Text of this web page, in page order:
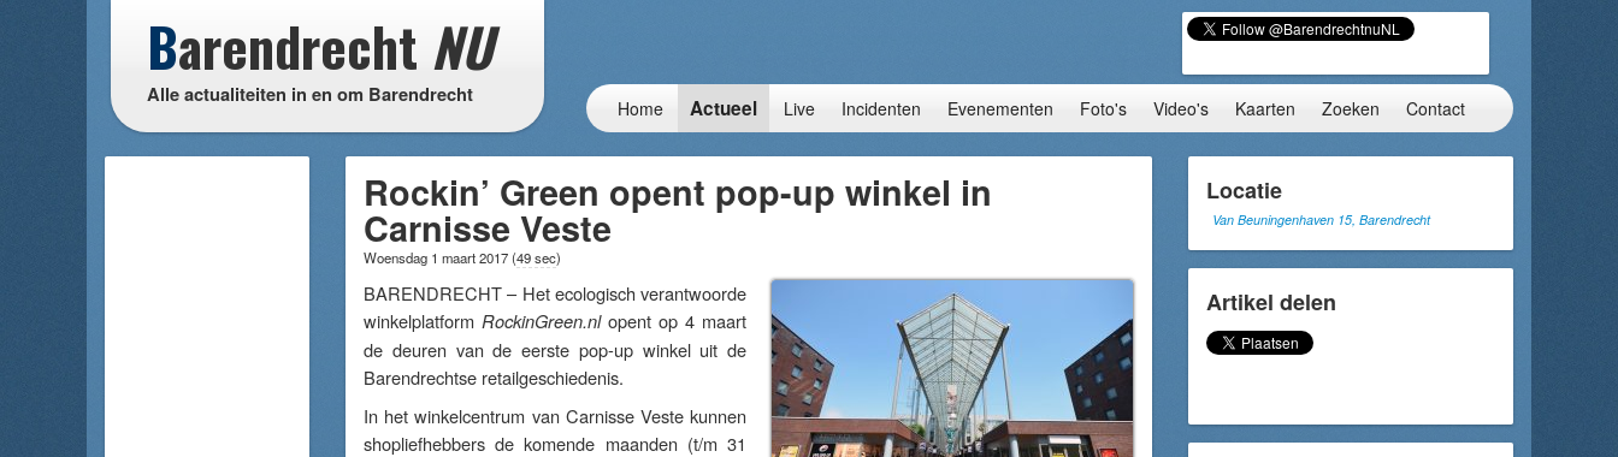
Barendrecht NU
Alle actualiteiten in en om Barendrecht
Home Actueel Live Incidenten Evenementen Foto's Video's Kaarten Zoeken Contact
Rockin’ Green opent pop-up winkel in
Carnisse Veste
Woensdag 1 maart 2017(49 sec)
BARENDRECHT – Het ecologisch verantwoorde
winkelplatform RockinGreen.nlopent op 4 maart
de deuren van de eerste pop-up winkel uit de
Barendrechtse retailgeschiedenis.
In het winkelcentrum van Carnisse Veste kunnen
shopliefhebbers de komende maanden (t/m 31
Locatie
Van Beuningenhaven 15, Barendrecht
Artikel delen